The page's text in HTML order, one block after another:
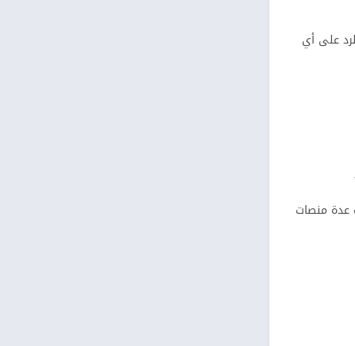
على أي
عدة منصات